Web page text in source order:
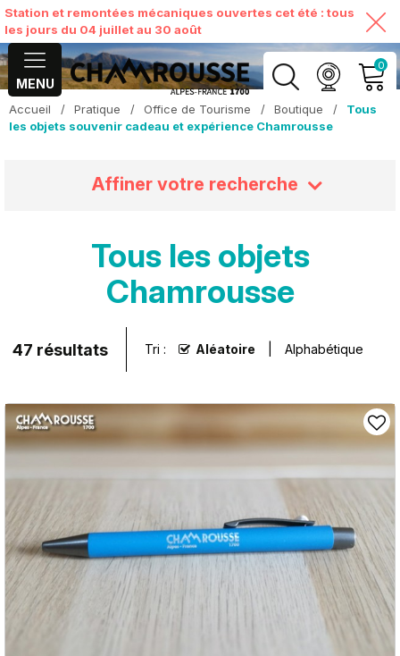
Station et remontées mécaniques ouvertes cet été : tous
les jours du 04 juillet au 30 août
MENU
0
MON COMPTE
Accueil / Pratique / Office de Tourisme / Boutique /
Tous
les objets souvenir cadeau et expérience Chamrousse
Affiner votre recherche
Tous les objets
Chamrousse
47 résultats Tri : Aléatoire Alphabétique